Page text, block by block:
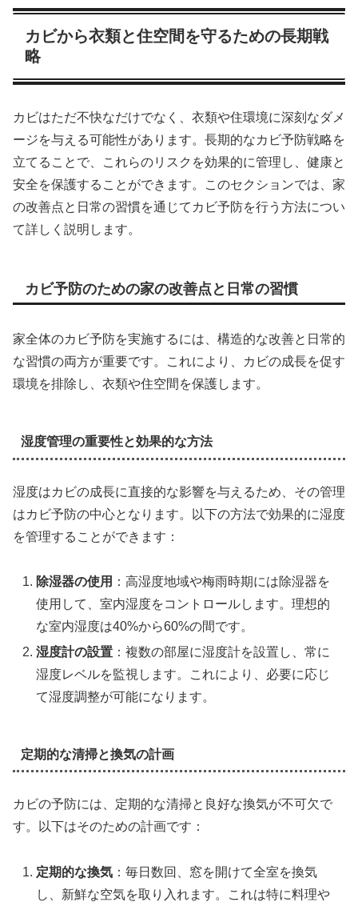
カビから衣類と住空間を守るための長期戦
略
カビはただ不快なだけでなく、衣類や住環境に深刻なダメ
ージを与える可能性があります。長期的なカビ予防戦略を
立てることで、これらのリスクを効果的に管理し、健康と
安全を保護することができます。このセクションでは、家
の改善点と日常の習慣を通じてカビ予防を行う方法につい
て詳しく説明します。
カビ予防のための家の改善点と日常の習慣
家全体のカビ予防を実施するには、構造的な改善と日常的
な習慣の両方が重要です。これにより、カビの成長を促す
環境を排除し、衣類や住空間を保護します。
湿度管理の重要性と効果的な方法
湿度はカビの成長に直接的な影響を与えるため、その管理
はカビ予防の中心となります。以下の方法で効果的に湿度
を管理することができます：
除湿器の使用 ：高湿度地域や梅雨時期には除湿器を
使用して、室内湿度をコントロールします。理想的
な室内湿度は40%から60%の間です。
湿度計の設置 ：複数の部屋に湿度計を設置し、常に
湿度レベルを監視します。これにより、必要に応じ
て湿度調整が可能になります。
定期的な清掃と換気の計画
カビの予防には、定期的な清掃と良好な換気が不可欠で
す。以下はそのための計画です：
定期的な換気 ：毎日数回、窓を開けて全室を換気
し、新鮮な空気を取り入れます。これは特に料理や